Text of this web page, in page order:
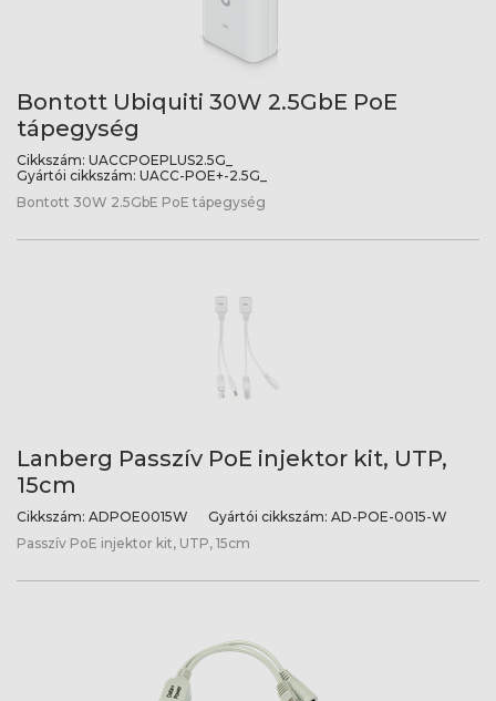
Bontott Ubiquiti 30W 2.5GbE PoE
tápegység
Cikkszám: UACCPOEPLUS2.5G_
Gyártói cikkszám: UACC-POE+-2.5G_
Bontott 30W 2.5GbE PoE tápegység
Lanberg Passzív PoE injektor kit, UTP,
15cm
Cikkszám: ADPOE0015W Gyártói cikkszám: AD-POE-0015-W
Passzív PoE injektor kit, UTP, 15cm